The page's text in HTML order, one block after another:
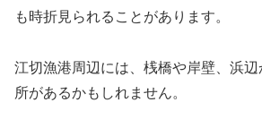
も時折見られることがあります。
江切漁港周辺には、桟橋や岸壁、浜
所があるかもしれません。